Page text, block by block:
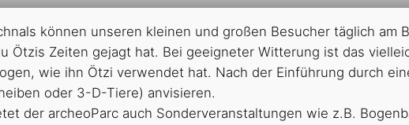
können unseren kleinen und großen Besucher täglich
Ötzis Zeiten gejagt hat. Bei geeigneter Witterung ist das
wie ihn Ötzi verwendet hat. Nach der Einführung durch
oder 3-D-Tiere) anvisieren.
der archeoParc auch Sonderveranstaltungen wie z.B.